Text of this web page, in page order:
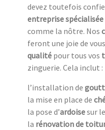
devez toutefois
entreprise spécialisée
comme la nôtre. Nos
feront une joie de
qualité pour tous vos
zinguerie. Cela inclut :
l’installation de
la mise en place de
la pose d’ardoisesur
la rénovation de